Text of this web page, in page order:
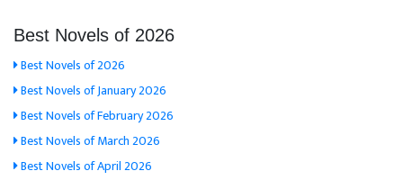
Best Novels of 2026
Best Novels of 2026
Best Novels of January 2026
Best Novels of February 2026
Best Novels of March 2026
Best Novels of April 2026